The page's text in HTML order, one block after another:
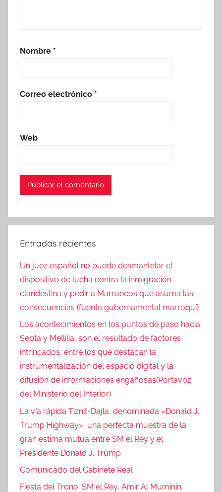
Nombre *
Correo electrónico *
Web
Entradas recientes
Un juez español no puede desmantelar el
dispositivo de lucha contra la inmigración
clandestina y pedir a Marruecos que asuma las
consecuencias (fuente gubernamental marroquí)
Los acontecimientos en los puntos de paso hacia
Sebta y Mellilia, son el resultado de factores
intrincados, entre los que destacan la
instrumentalización del espacio digital y la
difusión de informaciones engañosas(Portavoz
del Ministerio del Interior)
La vía rápida Tiznit-Dajla, denominada «Donald J.
Trump Highway», una perfecta muestra de la
gran estima mutua entre SM el Rey y el
Presidente Donald J. Trump
Comunicado del Gabinete Real
Fiesta del Trono: SM el Rey, Amir Al Muminin,